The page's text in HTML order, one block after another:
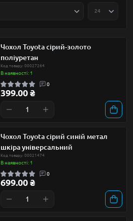
Чохол Toyota сірий-золото
поліуретан
Код товару: 00027264
В наявності: 1
0
399.00 ₴
Чохол Toyota сірий синій метал
шкіра універсальний
Код товару: 00021474
В наявності: 1
0
699.00 ₴